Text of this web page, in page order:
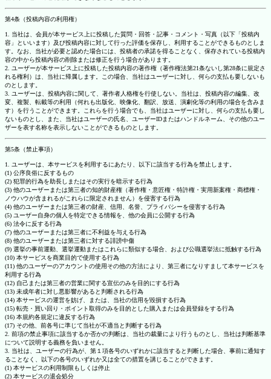
第4条（投稿内容の利用権）
1. 当社は、会員が本サービス上に投稿した質問・回答・記事・コメント・写真（以下「投稿内
容」といいます）及び投稿内容に対して行った評価を保存し、利用することができるものとしま
す。なお、当社が必要と認めた場合には、投稿者の承諾を得ることなく、保存されている投稿内
容の中から投稿内容の削除または修正を行う場合があります。
2. ユーザーが本サービス上に投稿した投稿内容の著作権（著作権法第21条ないし第28条に規定さ
れる権利）は、当社に帰属します。この場合、当社はユーザーに対し、何らの支払も要しないも
のとします。
3. ユーザーは、投稿内容に関して、著作者人格権を行使しない。当社は、投稿内容の編集、改
変、複製、転載等の利用（何れも出版化、映像化、翻訳、放送、演劇化等の利用の場合を含みま
す）を行うことができます。これらを行う場合でも、当社はユーザーに対し、何らの支払も要し
ないものとし、また、当社はユーザーの氏名、ユーザーIDまたはハンドルネーム、その他のユー
ザーを表す名称を表示しないことができるものとします。
第5条（禁止事項）
1. ユーザーは、本サービスを利用するにあたり、以下に該当する行為を禁止します。
(1) 公序良俗に反するもの
(2) 犯罪的行為を助長しまたはその実行を暗示する行為
(3) 他のユーザーまたは第三者の知的財産権（著作権・意匠権・特許権・実用新案権・商標権・
ノウハウが含まれるがこれらに限定されません）を侵害する行為
(4) 他のユーザーまたは第三者の財産、信用、名誉、プライバシーを侵害する行為
(5) ユーザー自身の個人を特定できる情報を、他の会員に公開する行為
(6) 法令に反する行為
(7) 他のユーザーまたは第三者に不利益を与える行為
(8) 他のユーザーまたは第三者に対する誹謗中傷
(9) 選挙の事前運動、選挙運動またはこれらに類似する場合、および公職選挙法に抵触する行為
(10) 本サービスを商業目的で使用する行為
(11) 他のユーザーのアカウントの使用その他の方法により、第三者になりすまして本サービスを
利用する行為
(12) 自己または第三者の営業に関する宣伝のみを目的にする行為
(13) 未成年者に対し悪影響があると判断される行為
(14) 本サービスの運営を妨げ、または、当社の信用を毀損する行為
(15) 転売・買い回り・ポイント取得のみを目的とした購入または会員登録をする行為
(16) 本規約各規定に違反する行為
(17) その他、前各号に準じて当社が不適当と判断する行為
2. 前項の禁止事項に該当するか否かの判断は、当社の裁量により行うものとし、当社は判断基準
について説明する義務を負いません。
3. 当社は、ユーザーの行為が、第１項各号のいずれかに該当すると判断した場合、事前に通知す
ることなく、以下の各号のいずれか又は全ての措置を講じることができます。
(1) 本サービスの利用制限もしくは停止
(2) 本サービスの退会処分